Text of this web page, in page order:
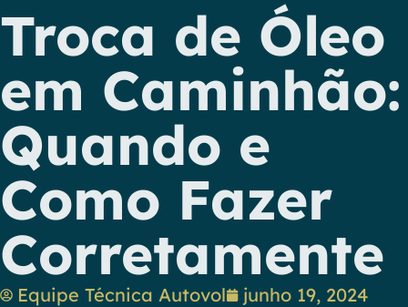
Troca de Óleo
em Caminhão:
Quando e
Como Fazer
Corretamente
Equipe Técnica Autovol
junho 19, 2024